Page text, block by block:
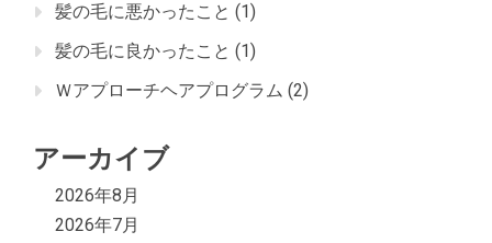
髪の毛に悪かったこと (1)
髪の毛に良かったこと (1)
Ｗアプローチヘアプログラム (2)
アーカイブ
2026年8月
2026年7月